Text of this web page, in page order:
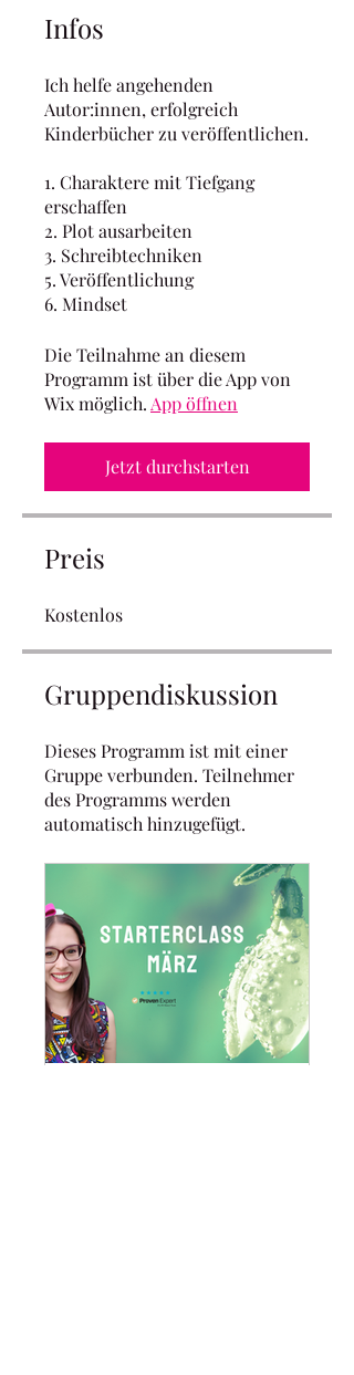
Infos
Ich helfe angehenden
Autor:innen, erfolgreich
Kinderbücher zu veröffentlichen.
1. Charaktere mit Tiefgang
erschaffen
2. Plot ausarbeiten
3. Schreibtechniken
5. Veröffentlichung
6. Mindset
Die Teilnahme an diesem
Programm ist über die App von
Wix möglich.App öffnen
Jetzt durchstarten
Preis
Kostenlos
Gruppendiskussion
Dieses Programm ist mit einer
Gruppe verbunden. Teilnehmer
des Programms werden
automatisch hinzugefügt.